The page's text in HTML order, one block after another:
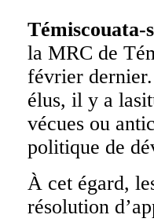
la MRC de
février
élus, il y a
vécues ou
politique de
À cet égard,
résolution